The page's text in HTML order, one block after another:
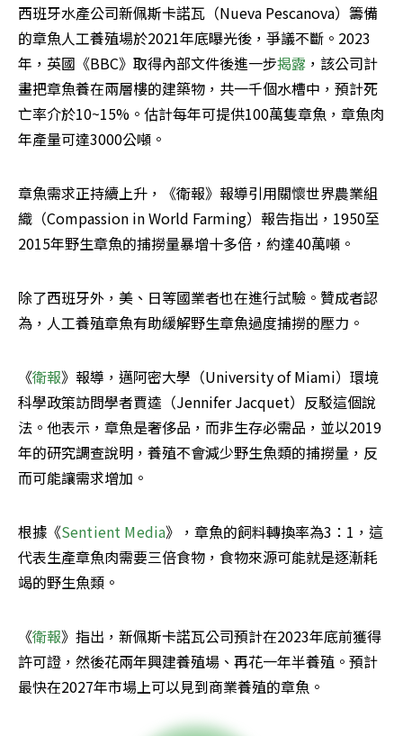
西班牙水產公司新佩斯卡諾瓦（Nueva Pescanova）籌備
的章魚人工養殖場於2021年底曝光後，爭議不斷。2023
年，英國《BBC》取得內部文件後進一步揭露 ，該公司計
畫把章魚養在兩層樓的建築物，共一千個水槽中，預計死
亡率介於10~15%。估計每年可提供100萬隻章魚，章魚肉
年產量可達3000公噸。
章魚需求正持續上升，《衛報》報導引用關懷世界農業組
織（Compassion in World Farming）報告指出，1950至
2015年野生章魚的捕撈量暴增十多倍，約達40萬噸。
除了西班牙外，美、日等國業者也在進行試驗。贊成者認
為，人工養殖章魚有助緩解野生章魚過度捕撈的壓力。
《衛報》報導，邁阿密大學（University of Miami）環境
科學政策訪問學者賈逵（Jennifer Jacquet）反駁這個說
法。他表示，章魚是奢侈品，而非生存必需品，並以2019
年的研究調查說明，養殖不會減少野生魚類的捕撈量，反
而可能讓需求增加。
根據《Sentient Media》，章魚的飼料轉換率為3：1，這
代表生產章魚肉需要三倍食物，食物來源可能就是逐漸耗
竭的野生魚類。
《衛報》指出，新佩斯卡諾瓦公司預計在2023年底前獲得
許可證，然後花兩年興建養殖場、再花一年半養殖。預計
最快在2027年市場上可以見到商業養殖的章魚。